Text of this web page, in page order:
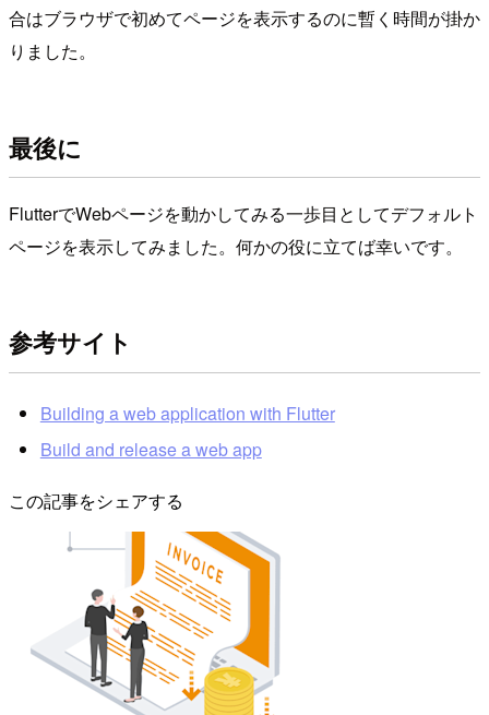
合はブラウザで初めてページを表示するのに暫く時間が掛か
りました。
最後に
FlutterでWebページを動かしてみる一歩目としてデフォルト
ページを表示してみました。何かの役に立てば幸いです。
参考サイト
Building a web application with Flutter
Build and release a web app
この記事をシェアする